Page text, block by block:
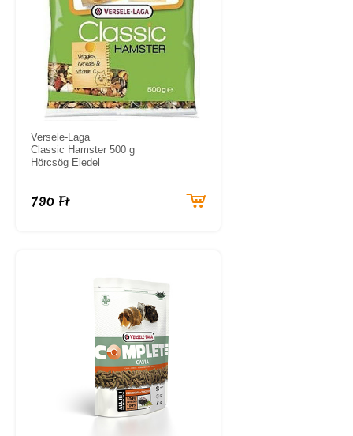
Versele-Laga
Classic Hamster 500 g
Hörcsög Eledel
790 Ft